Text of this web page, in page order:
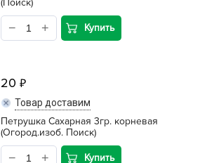
(Поиск)
Купить
20
Товар доставим
Петрушка Сахарная 3гр. корневая
(Огород.изоб. Поиск)
Купить